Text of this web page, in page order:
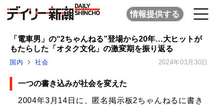
情報提供する
「電車男」の“2ちゃんねる”登場から20年…大ヒットが
もたらした「オタク文化」の激変期を振り返る
国内 社会 2024年03月30日
一つの書き込みが社会を変えた
2004年3月14日に、匿名掲示板2ちゃんねるに書き